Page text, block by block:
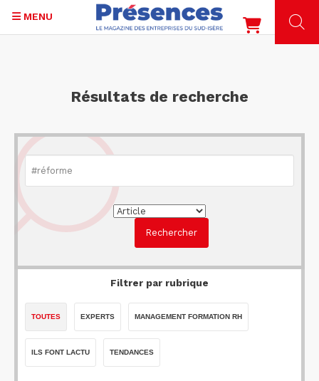
MENU
Résultats de recherche
Filtrer par rubrique
TOUTES EXPERTS MANAGEMENT FORMATION RH
ILS FONT LACTU TENDANCES